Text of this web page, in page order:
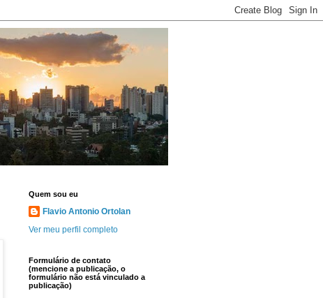
Quem sou eu
Flavio Antonio Ortolan
Ver meu perfil completo
Formulário de contato
(mencione a publicação, o
formulário não está vinculado a
publicação)